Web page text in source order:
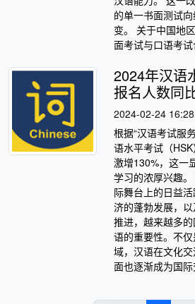
的单一书面测试
变。 关于中国地
面考试与口语考
2024年汉语
报名人数同
2024-02-24
根据“汉语考试服
语水平考试（
激增130%，这一
学习的浓厚兴趣
际舞台上的日益
济的蓬勃发展，以
推进，越来越多
语的重要性。不
域，汉语在文化
面也逐渐成为国